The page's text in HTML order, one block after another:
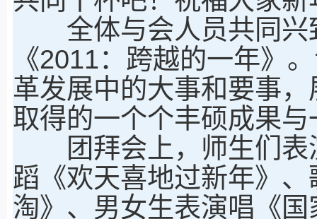
全体与会人员共同兴
《2011：跨越的一年》
革发展中的大事和要事
取得的一个个丰硕成果
团拜会上，师生们表
蹈《欢天喜地过新年》
淘》、男女生表演唱《